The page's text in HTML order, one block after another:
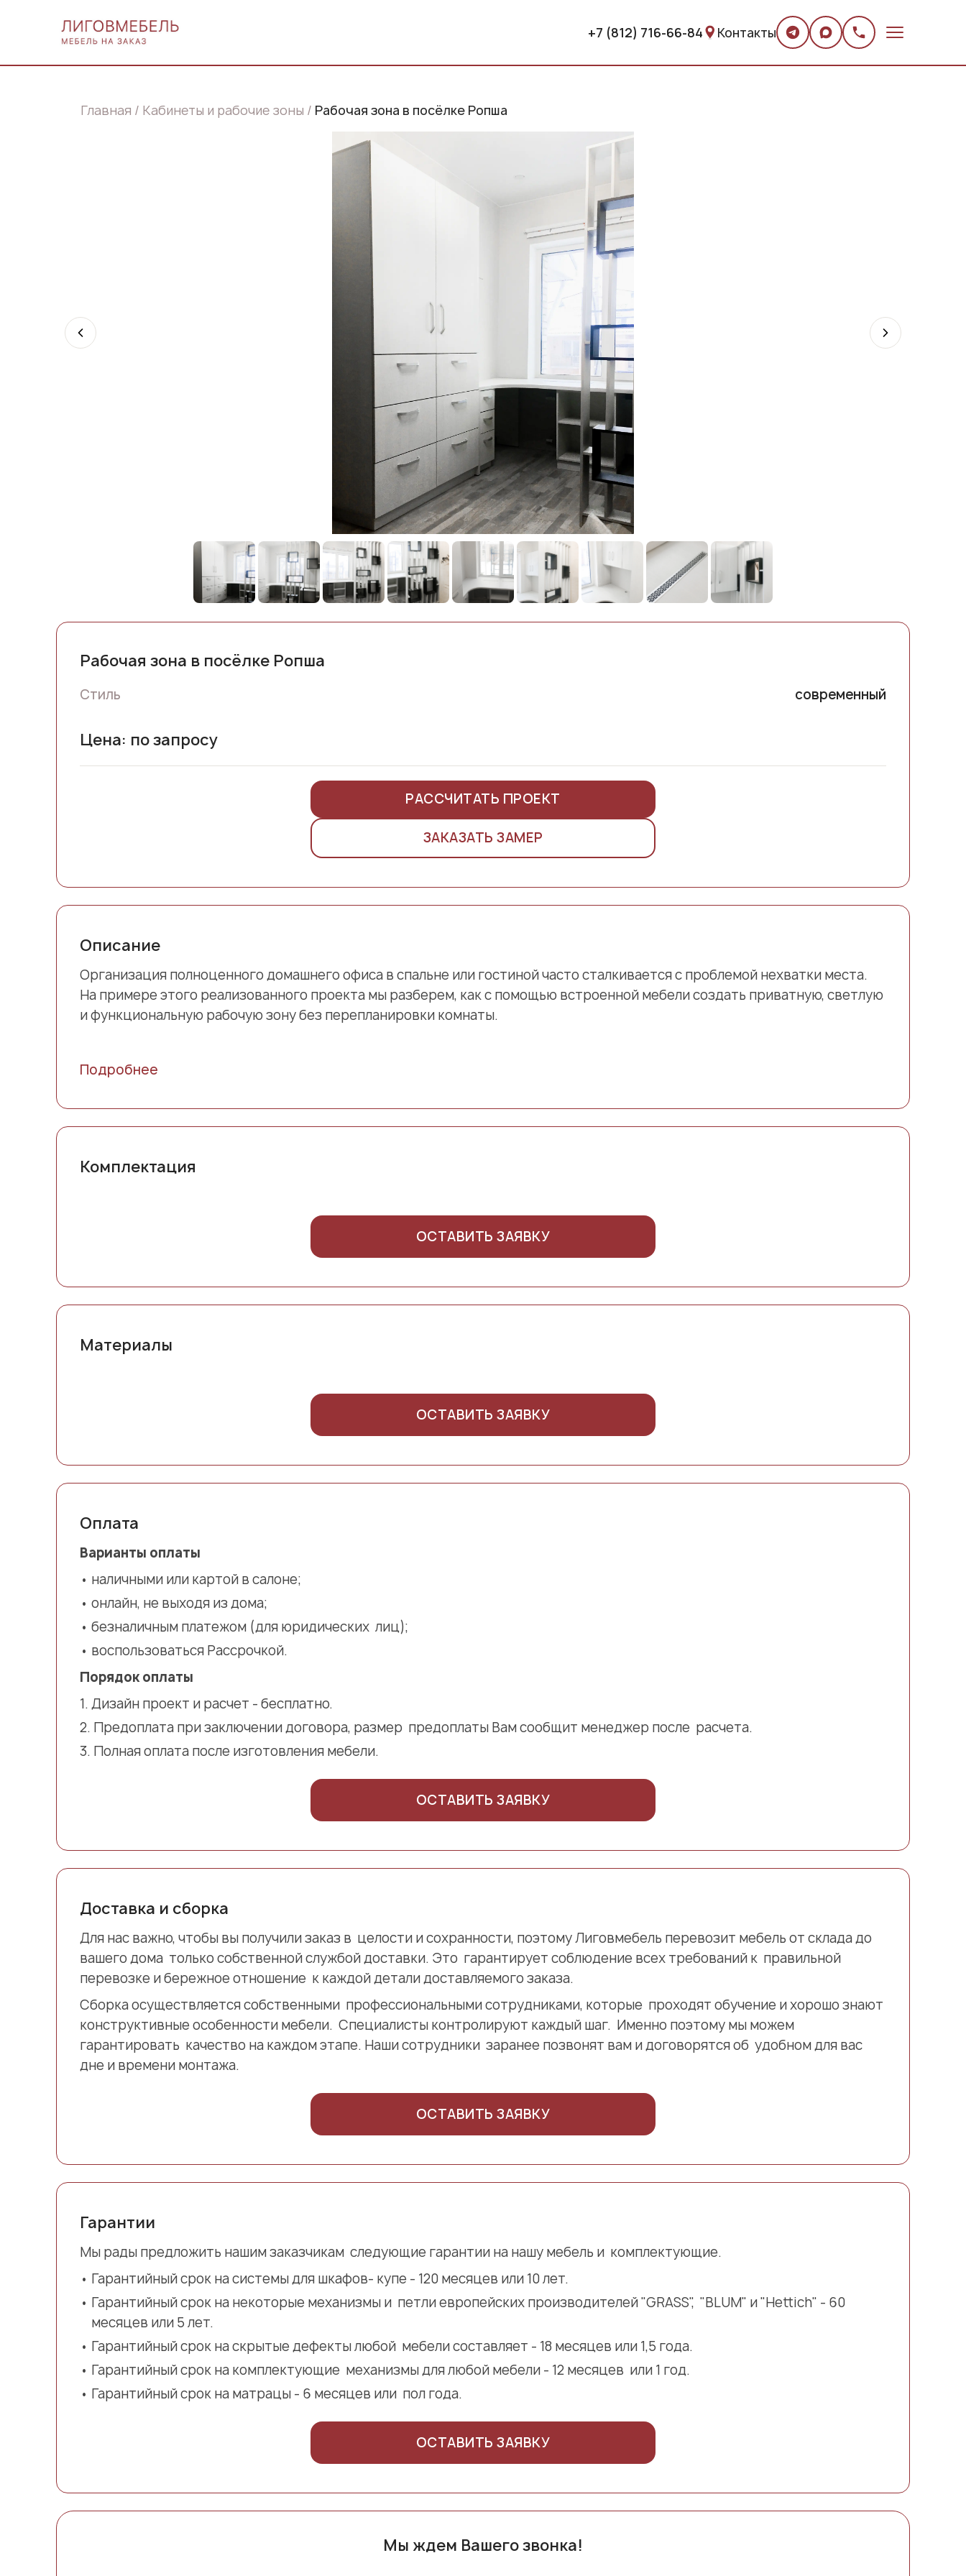
+7 (812) 716-66-84 Контакты
Главная Кабинеты и рабочие зоны Рабочая зона в посёлке Ропша
Рабочая зона в посёлке Ропша
Стиль современный
Цена: по запросу
РАССЧИТАТЬ ПРОЕКТ
ЗАКАЗАТЬ ЗАМЕР
Описание
Организация полноценного домашнего офиса в спальне или гостиной часто сталкивается с проблемой нехватки места.
На примере этого реализованного проекта мы разберем, как с помощью встроенной мебели создать приватную, светлую
и функциональную рабочую зону без перепланировки комнаты.
Подробнее
Комплектация
ОСТАВИТЬ ЗАЯВКУ
Материалы
ОСТАВИТЬ ЗАЯВКУ
Оплата
Варианты оплаты
наличными или картой в салоне;
онлайн, не выходя из дома;
безналичным платежом (для юридических лиц);
воспользоваться Рассрочкой.
Порядок оплаты
Дизайн проект и расчет - бесплатно.
Предоплата при заключении договора, размер предоплаты Вам сообщит менеджер после расчета.
Полная оплата после изготовления мебели.
ОСТАВИТЬ ЗАЯВКУ
Доставка и сборка
Для нас важно, чтобы вы получили заказ в целости и сохранности, поэтому Лиговмебель перевозит мебель от склада до
вашего дома только собственной службой доставки. Это гарантирует соблюдение всех требований к правильной
перевозке и бережное отношение к каждой детали доставляемого заказа.
Сборка осуществляется собственными профессиональными сотрудниками, которые проходят обучение и хорошо знают
конструктивные особенности мебели. Специалисты контролируют каждый шаг. Именно поэтому мы можем
гарантировать качество на каждом этапе. Наши сотрудники заранее позвонят вам и договорятся об удобном для вас
дне и времени монтажа.
ОСТАВИТЬ ЗАЯВКУ
Гарантии
Мы рады предложить нашим заказчикам следующие гарантии на нашу мебель и комплектующие.
Гарантийный срок на системы для шкафов- купе - 120 месяцев или 10 лет.
Гарантийный срок на некоторые механизмы и петли европейских производителей "GRASS", "BLUM" и "Hettich" - 60
месяцев или 5 лет.
Гарантийный срок на скрытые дефекты любой мебели составляет - 18 месяцев или 1,5 года.
Гарантийный срок на комплектующие механизмы для любой мебели - 12 месяцев или 1 год.
Гарантийный срок на матрацы - 6 месяцев или пол года.
ОСТАВИТЬ ЗАЯВКУ
Мы ждем Вашего звонка!